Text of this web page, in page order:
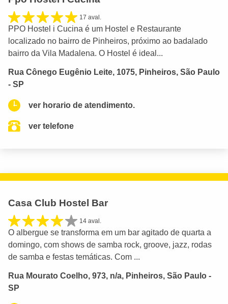
17 aval.
PPO Hostel i Cucina é um Hostel e Restaurante
localizado no bairro de Pinheiros, próximo ao badalado
bairro da Vila Madalena. O Hostel é ideal...
Rua Cônego Eugênio Leite, 1075, Pinheiros, São Paulo
- SP
ver horario de atendimento.
ver telefone
Casa Club Hostel Bar
14 aval.
O albergue se transforma em um bar agitado de quarta a
domingo, com shows de samba rock, groove, jazz, rodas
de samba e festas temáticas. Com ...
Rua Mourato Coelho, 973, n/a, Pinheiros, São Paulo -
SP